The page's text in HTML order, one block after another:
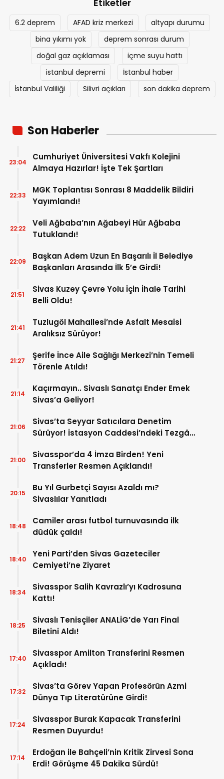
Etiketler
6.2 deprem AFAD kriz merkezi
altyapı durumu
bina yıkımı yok
deprem sonrası durum
doğal gaz açıklaması
içme suyu hattı
istanbul depremi
İstanbul haber
İstanbul Valiliği
Silivri açıkları son dakika deprem
Son Haberler
Cumhuriyet Üniversitesi Vakfı Kolejini
Almaya Hazırlar! İşte Tek Şartları
23:04
MGK Toplantısı Sonrası 8 Maddelik Bildiri
Yayımlandı!
22:33
Veli Ağbaba’nın Ağabeyi Hür Ağbaba
Tutuklandı!
22:22
Başkan Adem Uzun En Başarılı İl Belediye
Başkanları Arasında İlk 5’e Girdi!
22:09
Sivas Kuzey Çevre Yolu İçin İhale Tarihi
Belli Oldu!
21:51
Tuzlugöl Mahallesi’nde Asfalt Mesaisi
Aralıksız Sürüyor!
21:41
Şerife İnce Aile Sağlığı Merkezi’nin Temeli
Törenle Atıldı!
21:27
Kaçırmayın.. Sivaslı Sanatçı Ender Emek
Sivas’a Geliyor!
21:14
Sivas’ta Seyyar Satıcılara Denetim
Sürüyor! İstasyon Caddesi’ndeki Tezgâh
21:06
Sivasspor’da 4 İmza Birden! Yeni
Transferler Resmen Açıklandı!
21:00
Bu Yıl Gurbetçi Sayısı Azaldı mı?
Sivaslılar Yanıtladı
20:15
Camiler arası futbol turnuvasında ilk
düdük çaldı!
18:48
Yeni Parti’den Sivas Gazeteciler
Cemiyeti’ne Ziyaret
18:40
Sivasspor Salih Kavrazlı’yı Kadrosuna
Kattı!
18:34
Sivaslı Tenisçiler ANALİG’de Yarı Final
Biletini Aldı!
18:25
Sivasspor Amilton Transferini Resmen
Açıkladı!
17:40
Sivas’ta Görev Yapan Profesörün Azmi
Dünya Tıp Literatürüne Girdi!
17:32
Sivasspor Burak Kapacak Transferini
Resmen Duyurdu!
17:24
Erdoğan ile Bahçeli’nin Kritik Zirvesi Sona
Erdi! Görüşme 45 Dakika Sürdü!
17:14